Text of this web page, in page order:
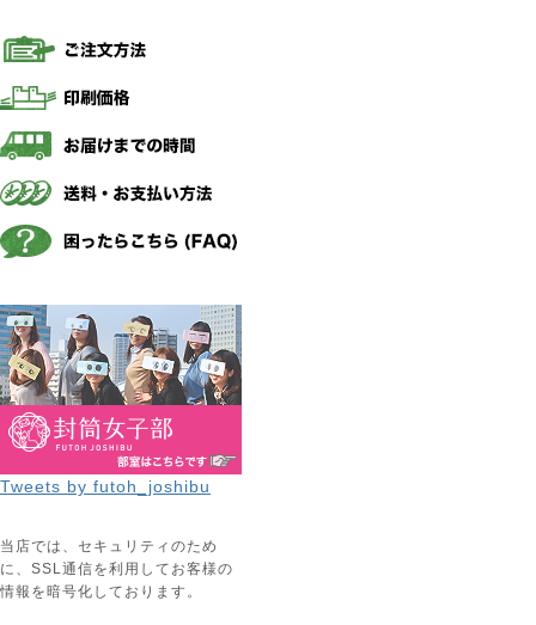
Tweets by futoh_joshibu
当店では、セキュリティのため
に、SSL通信を利用してお客様の
情報を暗号化しております。